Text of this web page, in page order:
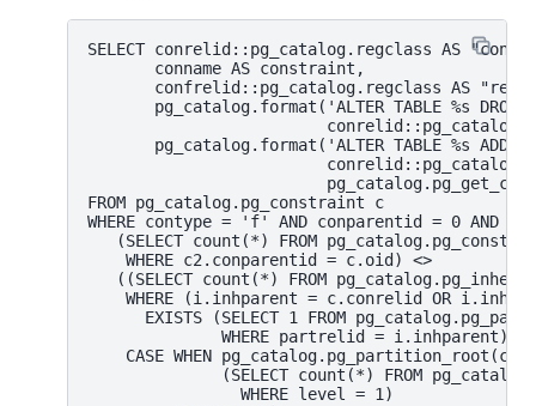
SELECT conrelid::pg_catalog.regclass AS
       conname AS constraint,
confrelid::pg_catalog.regclass AS
pg_catalog.format('ALTER TABLE %s DROP
pg_catalog.format('ALTER TABLE %s ADD
FROM pg_catalog.pg_constraint c
WHERE contype = 'f' AND conparentid = 0 AND
(SELECT count(*) FROM
    WHERE c2.conparentid = c.oid) <>
((SELECT count(*) FROM
WHERE (i.inhparent = c.conrelid OR
EXISTS (SELECT 1 FROM
              WHERE partrelid = i.inhparent)) +
CASE WHEN
(SELECT count(*) FROM
                WHERE level = 1)